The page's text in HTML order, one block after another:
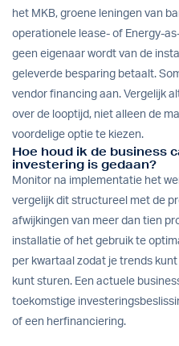
het MKB, groene leningen van
operationele lease- of Energy-
geen eigenaar wordt van de
geleverde besparing betaalt.
vendor financing aan. Vergelijk
over de looptijd, niet alleen de
voordelige optie te kiezen.
Hoe houd ik de business
investering is gedaan?
Monitor na implementatie het
vergelijk dit structureel met de
afwijkingen van meer dan tien
installatie of het gebruik te
per kwartaal zodat je trends
kunt sturen. Een actuele
toekomstige
of een herfinanciering.